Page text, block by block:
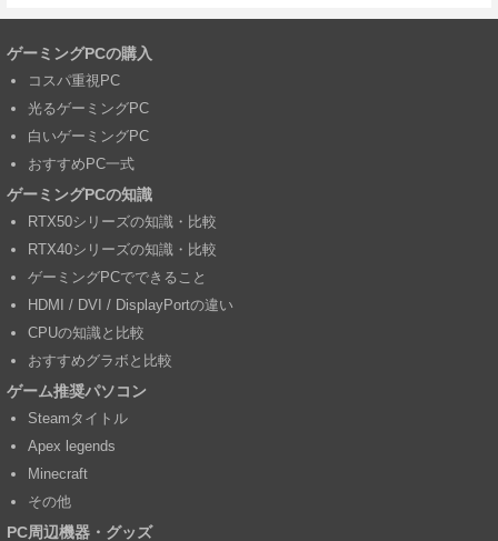
ゲーミングPCの購入
コスパ重視PC
光るゲーミングPC
白いゲーミングPC
おすすめPC一式
ゲーミングPCの知識
RTX50シリーズの知識・比較
RTX40シリーズの知識・比較
ゲーミングPCでできること
HDMI / DVI / DisplayPortの違い
CPUの知識と比較
おすすめグラボと比較
ゲーム推奨パソコン
Steamタイトル
Apex legends
Minecraft
その他
PC周辺機器・グッズ